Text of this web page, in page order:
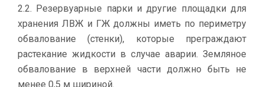
2.2. Резервуарные парки и другие площадки для
хранения ЛВЖ и ГЖ должны иметь по периметру
обвалование (стенки), которые преграждают
растекание жидкости в случае аварии. Земляное
обвалование в верхней части должно быть не
менее 0,5 м шириной.